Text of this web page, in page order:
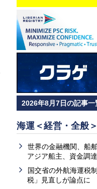
2026年8月7日の記事一
海運＜経営・全般＞
世界の金融機関、船
アジア船主、資金調
国交省の外航海運税
税」見直しが論点に